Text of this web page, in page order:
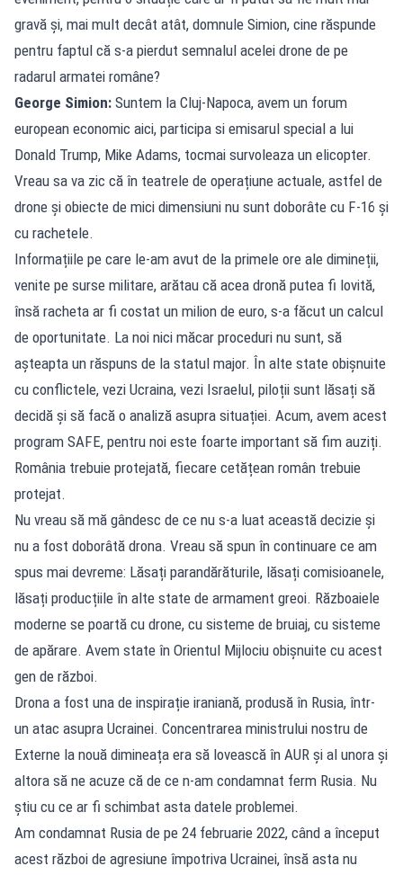
gravă și, mai mult decât atât, domnule Simion, cine răspunde
pentru faptul că s-a pierdut semnalul acelei drone de pe
radarul armatei române?
George Simion: Suntem la Cluj-Napoca, avem un forum
european economic aici, participa si emisarul special a lui
Donald Trump, Mike Adams, tocmai survoleaza un elicopter.
Vreau sa va zic că în teatrele de operațiune actuale, astfel de
drone și obiecte de mici dimensiuni nu sunt doborâte cu F-16 și
cu rachetele.
Informațiile pe care le-am avut de la primele ore ale dimineții,
venite pe surse militare, arătau că acea dronă putea fi lovită,
însă racheta ar fi costat un milion de euro, s-a făcut un calcul
de oportunitate. La noi nici măcar proceduri nu sunt, să
așteapta un răspuns de la statul major. În alte state obișnuite
cu conflictele, vezi Ucraina, vezi Israelul, piloții sunt lăsați să
decidă și să facă o analiză asupra situației. Acum, avem acest
program SAFE, pentru noi este foarte important să fim auziți.
România trebuie protejată, fiecare cetățean român trebuie
protejat.
Nu vreau să mă gândesc de ce nu s-a luat această decizie și
nu a fost doborâtă drona. Vreau să spun în continuare ce am
spus mai devreme: Lăsați parandărăturile, lăsați comisioanele,
lăsați producțiile în alte state de armament greoi. Războaiele
moderne se poartă cu drone, cu sisteme de bruiaj, cu sisteme
de apărare. Avem state în Orientul Mijlociu obișnuite cu acest
gen de război.
Drona a fost una de inspirație iraniană, produsă în Rusia, într-
un atac asupra Ucrainei. Concentrarea ministrului nostru de
Externe la nouă dimineața era să lovească în AUR și al unora și
altora să ne acuze că de ce n-am condamnat ferm Rusia. Nu
știu cu ce ar fi schimbat asta datele problemei.
Am condamnat Rusia de pe 24 februarie 2022, când a început
acest război de agresiune împotriva Ucrainei, însă asta nu